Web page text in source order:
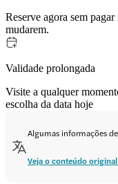
Reserve agora sem
mudarem.
Validade prolongada
Visite a qualquer
escolha da data hoje
Algumas informações
Veja o conteúdo